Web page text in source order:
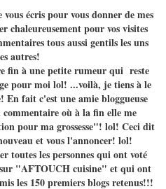
écris pour vous donner de mes
chaleureusement pour vos visites
tous aussi gentils les uns
autres!
fin à une petite rumeur qui reste
pour moi lol! ...voilà, je tiens à le
En fait c'est une amie bloggueuse
où à la fin elle me
pour ma grossesse"! lol! Ceci dit
et vous l'annoncer! lol!
toutes les personnes qui ont voté
"AFTOUCH cuisine" et qui ont
les 150 premiers blogs retenus!!!